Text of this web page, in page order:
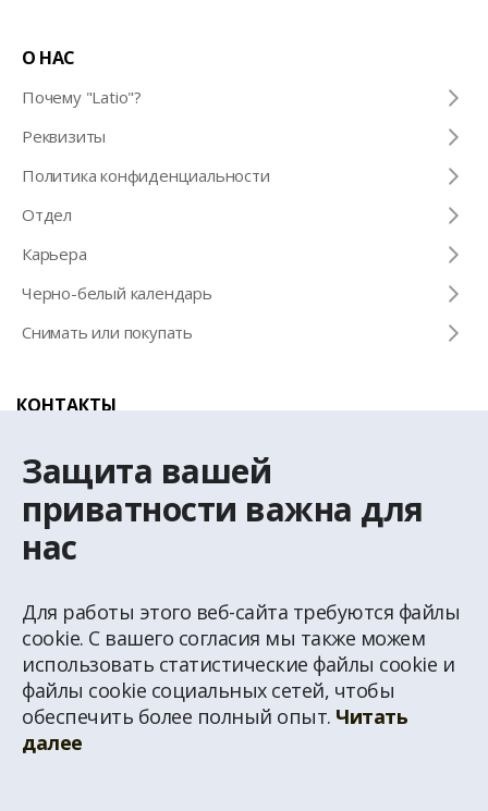
Защита вашей
приватности важна для
нас
Для работы этого веб-сайта требуются файлы
cookie. С вашего согласия мы также можем
использовать статистические файлы cookie и
файлы cookie социальных сетей, чтобы
обеспечить более полный опыт. Читать
далее
© Перепечатка информации с домашней страницы www.latio.lv запрещена без
письменного разрешения агентство недвижимости Latio. На странице
О НАС
Почему "Latio"?
Pеквизиты
Политика конфиденциальности
Отдел
Карьера
Черно-белый календарь
Снимать или покупать
КОНТАКТЫ
+371 67 032 300